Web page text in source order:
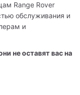
Range Rover
обслуживания и
и
не оставят вас на